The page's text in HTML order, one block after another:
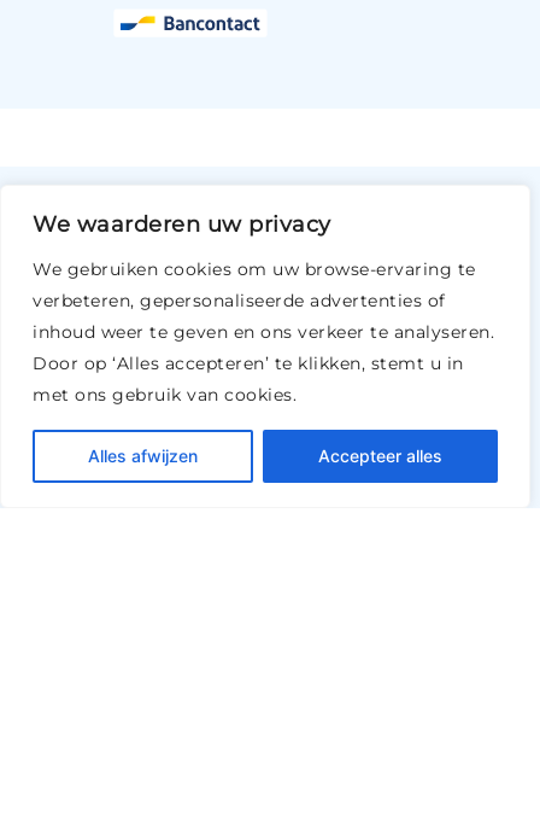
We waarderen uw privacy
We gebruiken cookies om uw browse-ervaring te
verbeteren, gepersonaliseerde advertenties of
inhoud weer te geven en ons verkeer te analyseren.
Door op ‘Alles accepteren’ te klikken, stemt u in
met ons gebruik van cookies.
Alles afwijzen Accepteer alles